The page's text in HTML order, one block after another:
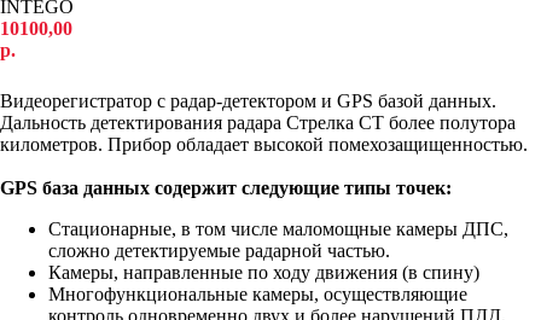
INTEGO
10100,00
р.
Видеорегистратор с радар-детектором и GPS базой данных.
Дальность детектирования радара Стрелка СТ более полутора
километров. Прибор обладает высокой помехозащищенностью.
GPS база данных содержит следующие типы точек:
Стационарные, в том числе маломощные камеры ДПС,
сложно детектируемые радарной частью.
Камеры, направленные по ходу движения (в спину)
Многофункциональные камеры, осуществляющие
контроль одновременно двух и более нарушений ПДД,